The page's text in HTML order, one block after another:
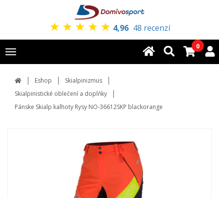
★ ★ ★ ★ ★ 4,96 48 recenzí
Toggle
navigation
0
Eshop
Skialpinizmus
Skialpinistické oblečení a doplňky
Pánske Skialp kalhoty Rysy NO-36612SKP blackorange